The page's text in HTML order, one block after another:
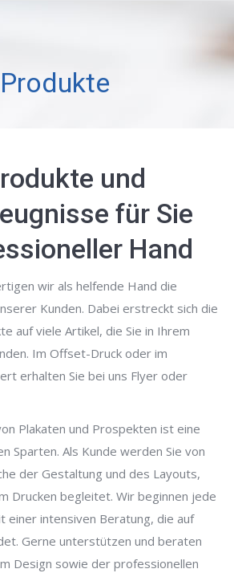
Produkte
und
für Sie
Hand
wir als helfende Hand die
Kunden. Dabei erstreckt sich die
auf viele Artikel, die Sie in Ihrem
Im Offset-Druck oder im
erhalten Sie bei uns Flyer oder
Plakaten und Prospekten ist eine
Sparten. Als Kunde werden Sie von
der Gestaltung und des Layouts,
Drucken begleitet. Wir beginnen jede
einer intensiven Beratung, die auf
Gerne unterstützen und beraten
Design sowie der professionellen